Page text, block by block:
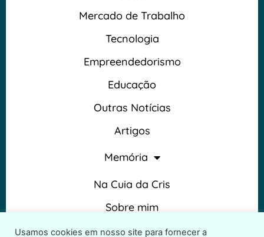
Mercado de Trabalho
Tecnologia
Empreendedorismo
Educação
Outras Notícias
Artigos
Memória
Na Cuia da Cris
Sobre mim
Termos e Condições
Usamos cookies em nosso site para fornecer a